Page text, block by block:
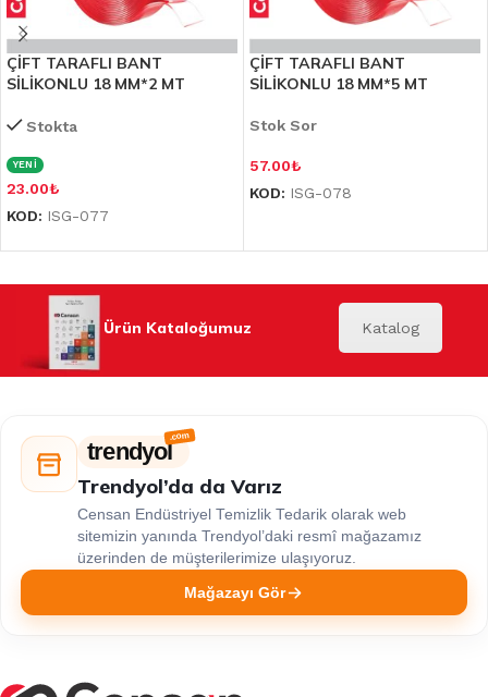
ÇİFT TARAFLI BANT
SİLİKONLU 18 MM*2 MT
Stokta
YENİ
23.00₺
KOD: ISG-077
ÇİFT TARAFLI BANT
SİLİKONLU 18 MM*5 MT
Stok Sor
57.00₺
KOD: ISG-078
Ürün Kataloğumuz Katalog
trendyol
Trendyol’da da Varız
Censan Endüstriyel Temizlik Tedarik olarak web
sitemizin yanında Trendyol’daki resmî mağazamız
üzerinden de müşterilerimize ulaşıyoruz.
Mağazayı Gör